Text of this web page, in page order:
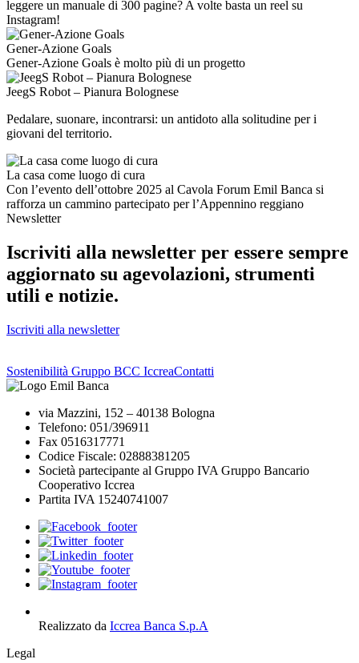
leggere un manuale di 300 pagine? A volte basta un reel su
Instagram!
Gener-Azione Goals
Gener-Azione Goals è molto più di un progetto
JeegS Robot – Pianura Bolognese
Pedalare, suonare, incontrarsi: un antidoto alla solitudine per i
giovani del territorio.
La casa come luogo di cura
Con l’evento dell’ottobre 2025 al Cavola Forum Emil Banca si
rafforza un cammino partecipato per l’Appennino reggiano
Newsletter
Iscriviti alla newsletter per essere sempre
aggiornato su agevolazioni, strumenti
utili e notizie.
Iscriviti alla newsletter
Sostenibilità Gruppo BCC IccreaContatti
via Mazzini, 152 – 40138 Bologna
Telefono: 051/396911
Fax 0516317771
Codice Fiscale: 02888381205
Società partecipante al Gruppo IVA Gruppo Bancario
Cooperativo Iccrea
Partita IVA 15240741007
Realizzato da Iccrea Banca S.p.A
Legal